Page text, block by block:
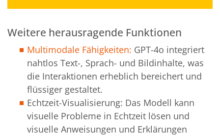
Weitere herausragende Funktionen
Multimodale Fähigkeiten: GPT-4o integriert
nahtlos Text-, Sprach- und Bildinhalte, was
die Interaktionen erheblich bereichert und
flüssiger gestaltet​.
Echtzeit-Visualisierung: Das Modell kann
visuelle Probleme in Echtzeit lösen und
visuelle Anweisungen und Erklärungen